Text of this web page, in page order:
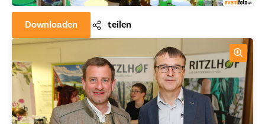
Downloaden teilen